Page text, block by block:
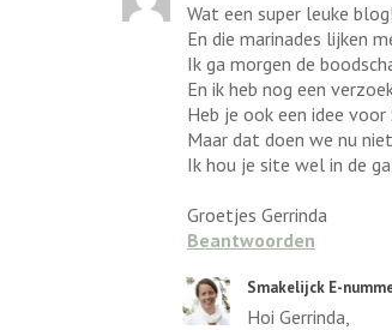
Wat een super leuke blog!
En die marinades lijken
Ik ga morgen de
En ik heb nog een
Heb je ook een idee
Maar dat doen we nu
Ik hou je site wel in de
Groetjes Gerrinda
Beantwoorden
Smakelijck E-
Hoi Gerrinda,